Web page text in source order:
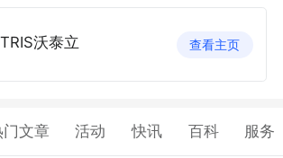
沃泰立 查看主页
门文章 活动 快讯 百科 服务